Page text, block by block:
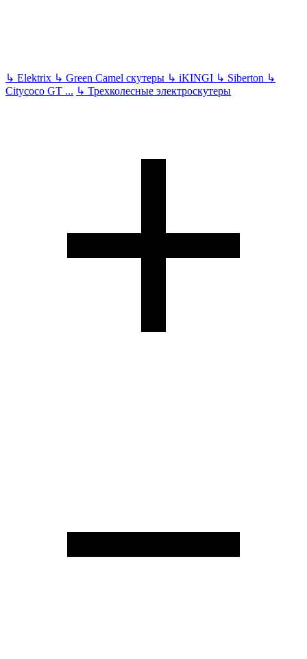
↳ Elektrix ↳ Green Camel скутеры ↳ iKINGI ↳ Siberton ↳
Citycoco GT ... ↳ Трехколесные электроскутеры